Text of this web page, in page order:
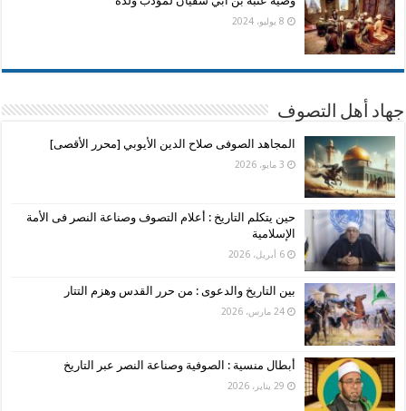
8 يوليو، 2024
جهاد أهل التصوف
المجاهد الصوفى صلاح الدين الأيوبي [محرر الأقصى]
3 مايو، 2026
حين يتكلم التاريخ : أعلام التصوف وصناعة النصر فى الأمة
الإسلامية
6 أبريل، 2026
بين التاريخ والدعوى : من حرر القدس وهزم التتار
24 مارس، 2026
أبطال منسية : الصوفية وصناعة النصر عبر التاريخ
29 يناير، 2026